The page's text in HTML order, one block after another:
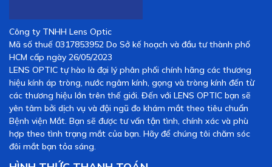
Tự Nhiên Như Mắt Thật:
thẩm mỹ IGEL CD P38 (USA) là sự đa dạng về màu sắc và
kích thước đồng tử (pupil). Kỹ thuật viên có thể tùy chỉnh để
lens tệp màu nhất với bên mắt lành còn lại, người đối diện rất
khó nhận ra sự khác biệt.
Chất Liệu Êm Ái Cho Mắt Yếu: Vì mắt bị khuyết điểm
thường nhạy cảm hơn mắt thường, IGEL CD P38 sử dụng vật
liệu có độ ngậm nước tối ưu (38% - 59%), đảm bảo sự mềm
mại và trao đổi oxy, giúp người đeo thoải mái suốt cả ngày
dài.
Công ty TNHH Lens Optic
Mã số thuế 0317853952 Do Sở kế hoạch và đầu tư thành phố
HCM cấp ngày 26/05/2023
LENS OPTIC tự hào là đại lý phân phối chính hãng các thương
hiệu kính áp tròng, nước ngâm kính, gọng và tròng kính đến từ
các thương hiệu lớn trên thế giới. Đến với LENS OPTIC bạn sẽ
yên tâm bởi dịch vụ và đội ngũ đo khám mắt theo tiêu chuẩn
Bệnh viện Mắt. Bạn sẽ được tư vấn tận tình, chính xác và phù
hợp theo tình trạng mắt của bạn. Hãy để chúng tôi chăm sóc
đôi mắt bạn tỏa sáng.